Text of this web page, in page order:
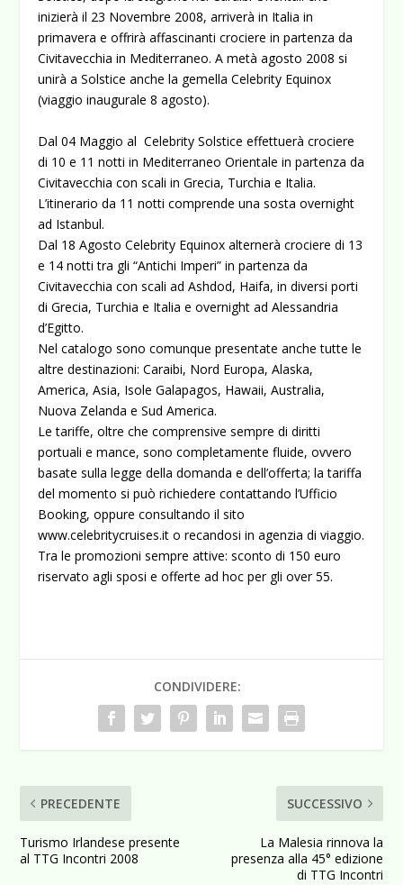
inizierà il 23 Novembre 2008, arriverà in Italia in
primavera e offrirà affascinanti crociere in partenza da
Civitavecchia in Mediterraneo. A metà agosto 2008 si
unirà a Solstice anche la gemella Celebrity Equinox
(viaggio inaugurale 8 agosto).
Dal 04 Maggio al Celebrity Solstice effettuerà crociere
di 10 e 11 notti in Mediterraneo Orientale in partenza da
Civitavecchia con scali in Grecia, Turchia e Italia.
L’itinerario da 11 notti comprende una sosta overnight
ad Istanbul.
Dal 18 Agosto Celebrity Equinox alternerà crociere di 13
e 14 notti tra gli “Antichi Imperi” in partenza da
Civitavecchia con scali ad Ashdod, Haifa, in diversi porti
di Grecia, Turchia e Italia e overnight ad Alessandria
d’Egitto.
Nel catalogo sono comunque presentate anche tutte le
altre destinazioni: Caraibi, Nord Europa, Alaska,
America, Asia, Isole Galapagos, Hawaii, Australia,
Nuova Zelanda e Sud America.
Le tariffe, oltre che comprensive sempre di diritti
portuali e mance, sono completamente fluide, ovvero
basate sulla legge della domanda e dell’offerta; la tariffa
del momento si può richiedere contattando l’Ufficio
Booking, oppure consultando il sito
www.celebritycruises.it o recandosi in agenzia di viaggio.
Tra le promozioni sempre attive: sconto di 150 euro
riservato agli sposi e offerte ad hoc per gli over 55.
CONDIVIDERE:
PRECEDENTE
Turismo Irlandese presente
al TTG Incontri 2008
SUCCESSIVO
La Malesia rinnova la
presenza alla 45° edizione
di TTG Incontri